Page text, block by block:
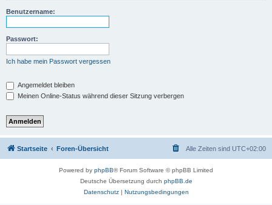
Benutzername:
Passwort:
Ich habe mein Passwort vergessen
Angemeldet bleiben
Meinen Online-Status während dieser Sitzung verbergen
Startseite Foren-Übersicht Alle Zeiten sind UTC+02:00
Powered by phpBB® Forum Software © phpBB Limited
Deutsche Übersetzung durch phpBB.de
Datenschutz| Nutzungsbedingungen